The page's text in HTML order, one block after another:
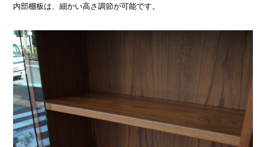
内部棚板は、細かい高さ調節が可能です。